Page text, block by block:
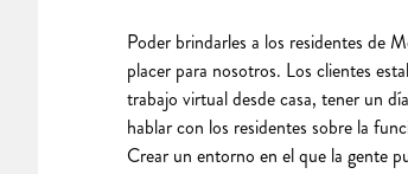
Poder brindarles a los residentes de
placer para nosotros. Los clientes
trabajo virtual desde casa, tener un
hablar con los residentes sobre la
Crear un entorno en el que la gente